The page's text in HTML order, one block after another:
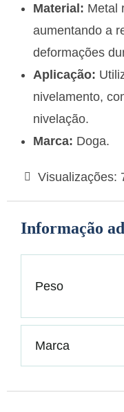
Material: Metal
aumentando a
deformações
Aplicação:
nivelamento,
nivelação.
Marca: Doga.
Visualizações:
Informação
Peso
Marca